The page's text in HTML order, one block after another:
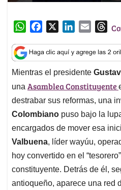
W
a
t
s
A
p
p
c
e
b
o
o
k
n
k
e
d
I
n
a
i
l
T
r
e
a
d
s
Mientras el presidente
una Asamblea Constituyente
destrabar sus reformas, una
Colombiano puso bajo la
encargados de mover esa
Valbuena, líder wayúu,
hoy convertido en el
constituyente. Detrás de él,
antioqueño, aparece una red